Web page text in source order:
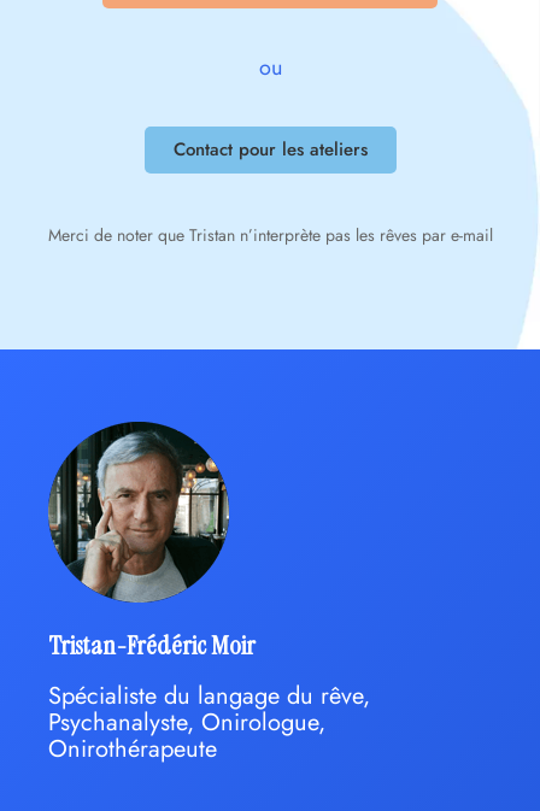
ou
Contact pour les ateliers
Merci de noter que Tristan n’interprète pas les rêves par e-mail
Tristan-Frédéric Moir
Spécialiste du langage du rêve,
Psychanalyste, Onirologue,
Onirothérapeute